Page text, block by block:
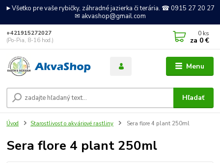
►Všetko pre vaše rybičky, záhradné jazierka či terária. ☎ 0915 27 20 27
✉ akvashop@gmail.com
Menu
Hľadať
+421915272027
(Po-Pia, 8-16 hod.)
0 ks
za 0 €
Úvod Starostlivosť o akváriové rastliny Sera flore 4 plant 250ml
Sera flore 4 plant 250ml